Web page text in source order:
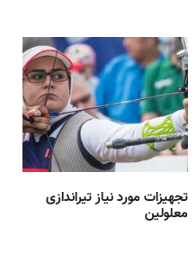
تجهیزات مورد نیاز تیراندازی
معلولین